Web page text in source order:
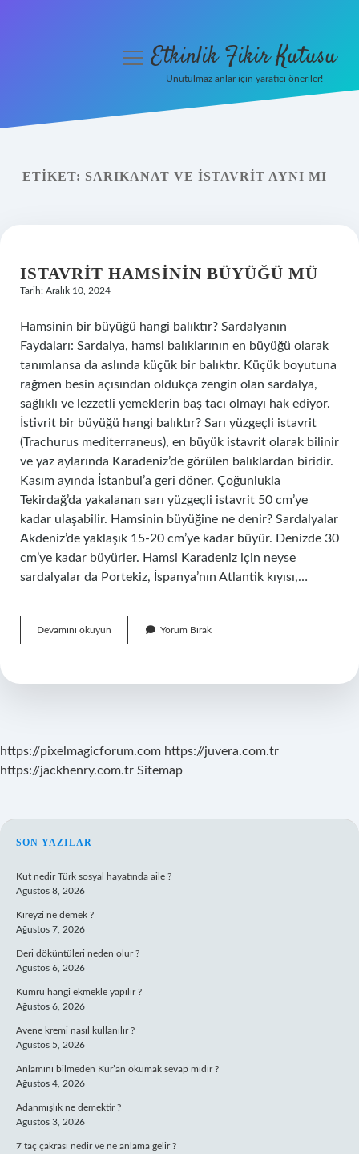
Yasal Uyarı
menüyüEtkinlik Fikir Kutusu
Unutulmaz anlar için yaratıcı öneriler!
ETIKET: SARIKANAT VE ISTAVRIT AYNI MI
ISTAVRIT HAMSININ BÜYÜĞÜ MÜ
Tarih: Aralık 10, 2024
Hamsinin bir büyüğü hangi balıktır? Sardalyanın
Faydaları: Sardalya, hamsi balıklarının en büyüğü olarak
tanımlansa da aslında küçük bir balıktır. Küçük boyutuna
rağmen besin açısından oldukça zengin olan sardalya,
sağlıklı ve lezzetli yemeklerin baş tacı olmayı hak ediyor.
İstivrit bir büyüğü hangi balıktır? Sarı yüzgeçli istavrit
(Trachurus mediterraneus), en büyük istavrit olarak bilinir
ve yaz aylarında Karadeniz’de görülen balıklardan biridir.
Kasım ayında İstanbul’a geri döner. Çoğunlukla
Tekirdağ’da yakalanan sarı yüzgeçli istavrit 50 cm’ye
kadar ulaşabilir. Hamsinin büyüğine ne denir? Sardalyalar
Akdeniz’de yaklaşık 15-20 cm’ye kadar büyür. Denizde 30
cm’ye kadar büyürler. Hamsi Karadeniz için neyse
sardalyalar da Portekiz, İspanya’nın Atlantik kıyısı,…
Devamını okuyun
Hamsinin
Yorum Bırak
https://pixelmagicforum.com https://juvera.com.tr
https://jackhenry.com.tr Sitemap
SIDEBAR
SON YAZILAR
Kut nedir Türk sosyal hayatında aile ?
Ağustos 8, 2026
Kıreyzi ne demek ?
Ağustos 7, 2026
Deri döküntüleri neden olur ?
Ağustos 6, 2026
Kumru hangi ekmekle yapılır ?
Ağustos 6, 2026
Avene kremi nasıl kullanılır ?
Ağustos 5, 2026
Anlamını bilmeden Kur’an okumak sevap mıdır ?
Ağustos 4, 2026
Adanmışlık ne demektir ?
Ağustos 3, 2026
7 taç çakrası nedir ve ne anlama gelir ?